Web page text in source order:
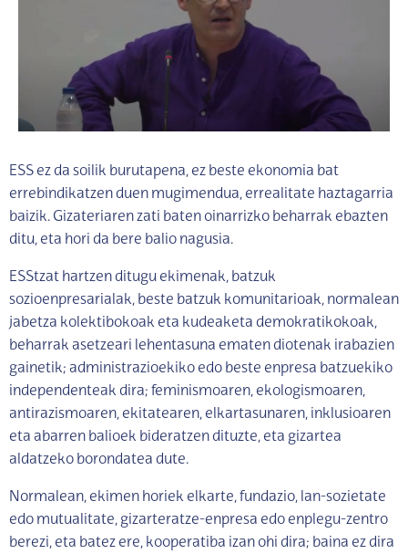
ESS ez da soilik burutapena, ez beste ekonomia bat
errebindikatzen duen mugimendua, errealitate haztagarria
baizik. Gizateriaren zati baten oinarrizko beharrak ebazten
ditu, eta hori da bere balio nagusia.
ESStzat hartzen ditugu ekimenak, batzuk
sozioenpresarialak, beste batzuk komunitarioak, normalean
jabetza kolektibokoak eta kudeaketa demokratikokoak,
beharrak asetzeari lehentasuna ematen diotenak irabazien
gainetik; administrazioekiko edo beste enpresa batzuekiko
independenteak dira; feminismoaren, ekologismoaren,
antirazismoaren, ekitatearen, elkartasunaren, inklusioaren
eta abarren balioek bideratzen dituzte, eta gizartea
aldatzeko borondatea dute.
Normalean, ekimen horiek elkarte, fundazio, lan-sozietate
edo mutualitate, gizarteratze-enpresa edo enplegu-zentro
berezi, eta batez ere, kooperatiba izan ohi dira; baina ez dira